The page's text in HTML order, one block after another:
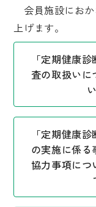
会員施設にお
上げます。
「定期健康
査の取扱いに
「定期健康
の実施に係る
協力事項につ